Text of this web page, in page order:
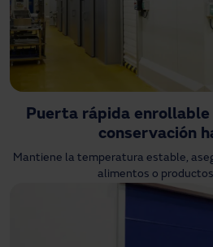
Puerta rápida enrollable
conservación
Mantiene la temperatura estable,
alimentos o